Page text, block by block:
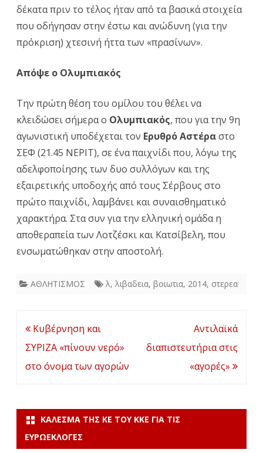
–
Σήμερα
με
Ερυθρό
ο
Ολυμπιακός
δέκατα πριν το τέλος ήταν από τα βασικά στοιχεία
που οδήγησαν στην έστω και ανώδυνη (για την
πρόκριση) χτεσινή ήττα των «πρασίνων».
Απόψε ο Ολυμπιακός
Την πρώτη θέση του ομίλου του θέλει να
κλειδώσει σήμερα ο Ολυμπιακός, που για την 9η
αγωνιστική υποδέχεται τον Ερυθρό Αστέραστο
ΣΕΦ (21.45 ΝΕΡΙΤ), σε ένα παιχνίδι που, λόγω της
αδελφοποίησης των δυο συλλόγων και της
εξαιρετικής υποδοχής από τους Σέρβους στο
πρώτο παιχνίδι, λαμβάνει και συναισθηματικό
χαρακτήρα. Στα συν για την ελληνική ομάδα η
αποθεραπεία των Λοτζέσκι και Κατσίβελη, που
ενσωματώθηκαν στην αποστολή.
ΑΘΛΗΤΙΣΜΟΣ λ, λιβαδεια, βοιωτια, 2014, στερεα
Πλοήγηση
άρθρων
Κυβέρνηση και
ΣΥΡΙΖΑ «πίνουν νερό»
στο όνομα των αγορών
Αντιλαϊκά
διαπιστευτήρια στις
«αγορές»
ΚΆΛΕΣΜΑ ΤΗΣ ΚΕ ΤΟΥ ΚΚΕ ΓΙΑ ΤΙΣ
ΕΥΡΩΕΚΛΟΓΈΣ